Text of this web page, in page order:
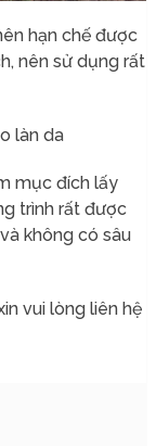
hạn chế được
nên sử dụng rất
làn da
mục đích lấy
trình rất được
không có sâu
vui lòng liên hệ